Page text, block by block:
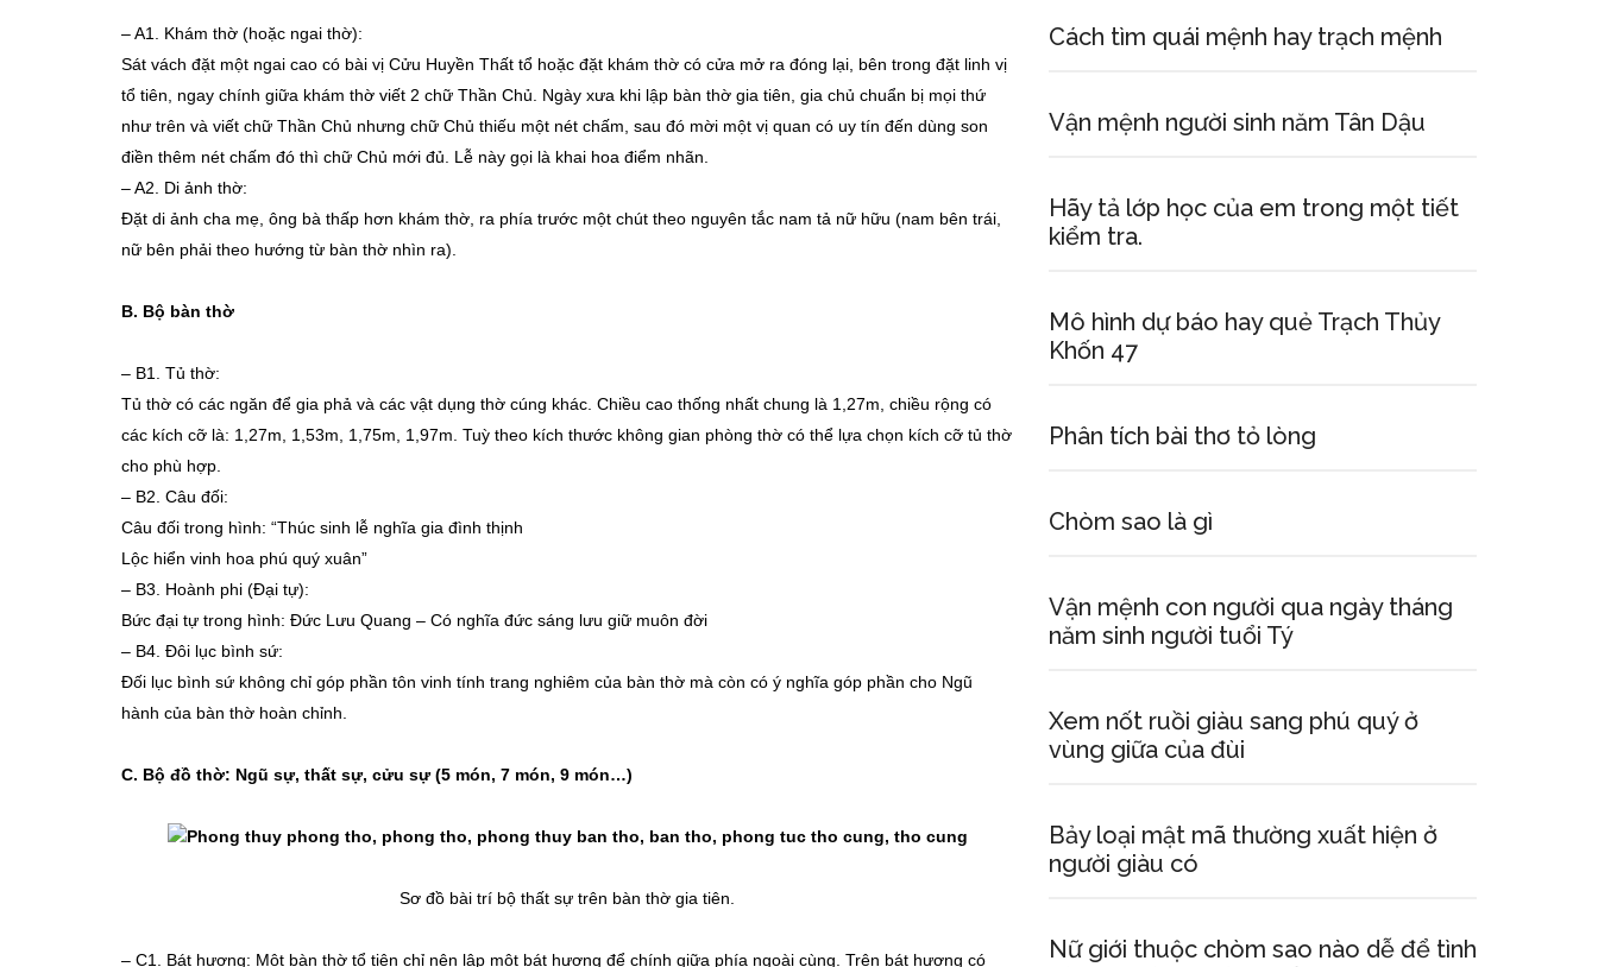
– A1. Khám thờ (hoặc ngai thờ):
Sát vách đặt một ngai cao có bài vị Cửu Huyền Thất tổ hoặc đặt khám thờ có cửa mở ra đóng lại, bên trong đặt linh vị
tổ tiên, ngay chính giữa khám thờ viết 2 chữ Thần Chủ. Ngày xưa khi lập bàn thờ gia tiên, gia chủ chuẩn bị mọi thứ
như trên và viết chữ Thần Chủ nhưng chữ Chủ thiếu một nét chấm, sau đó mời một vị quan có uy tín đến dùng son
điền thêm nét chấm đó thì chữ Chủ mới đủ. Lễ này gọi là khai hoa điểm nhãn.
– A2. Di ảnh thờ:
Đặt di ảnh cha mẹ, ông bà thấp hơn khám thờ, ra phía trước một chút theo nguyên tắc nam tả nữ hữu (nam bên trái,
nữ bên phải theo hướng từ bàn thờ nhìn ra).
B. Bộ bàn thờ
– B1. Tủ thờ:
Tủ thờ có các ngăn để gia phả và các vật dụng thờ cúng khác. Chiều cao thống nhất chung là 1,27m, chiều rộng có
các kích cỡ là: 1,27m, 1,53m, 1,75m, 1,97m. Tuỳ theo kích thước không gian phòng thờ có thể lựa chọn kích cỡ tủ thờ
cho phù hợp.
– B2. Câu đối:
Câu đối trong hình: “Thúc sinh lễ nghĩa gia đình thịnh
Lộc hiển vinh hoa phú quý xuân”
– B3. Hoành phi (Đại tự):
Bức đại tự trong hình: Đức Lưu Quang – Có nghĩa đức sáng lưu giữ muôn đời
– B4. Đôi lục bình sứ:
Đối lục bình sứ không chỉ góp phần tôn vinh tính trang nghiêm của bàn thờ mà còn có ý nghĩa góp phần cho Ngũ
hành của bàn thờ hoàn chỉnh.
C. Bộ đồ thờ: Ngũ sự, thất sự, cửu sự (5 món, 7 món, 9 món…)
Sơ đồ bài trí bộ thất sự trên bàn thờ gia tiên.
– C1. Bát hương: Một bàn thờ tổ tiên chỉ nên lập một bát hương để chính giữa phía ngoài cùng. Trên bát hương có
Cách tìm quái mệnh hay trạch mệnh
Vận mệnh người sinh năm Tân Dậu
Hãy tả lớp học của em trong một tiết
kiểm tra.
Mô hình dự báo hay quẻ Trạch Thủy
Khốn 47
Phân tích bài thơ tỏ lòng
Chòm sao là gì
Vận mệnh con người qua ngày tháng
năm sinh người tuổi Tý
Xem nốt ruồi giàu sang phú quý ở
vùng giữa của đùi
Bảy loại mật mã thường xuất hiện ở
người giàu có
Nữ giới thuộc chòm sao nào dễ để tình